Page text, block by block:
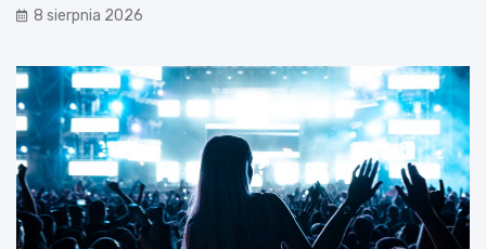
e
z
k
i
8 sierpnia 2026